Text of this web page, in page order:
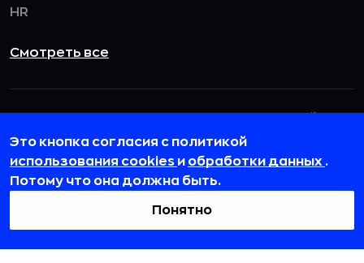
HR
Смотреть все
округ Даниловский, пр-кт Андропова, д. 18, к. 3
team@rb.ru
Это кнопка согласия с политикой
использования cookies и обработки данных .
Потому что она должна быть.
Понятно